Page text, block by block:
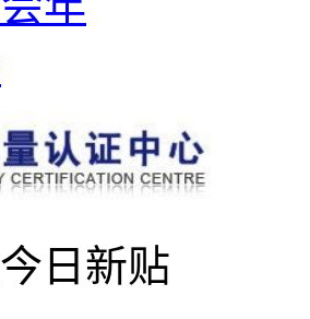
今日新贴